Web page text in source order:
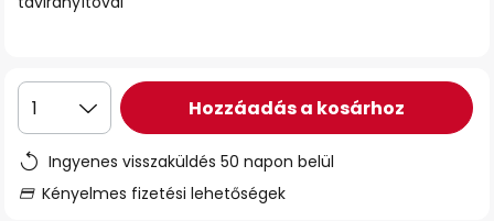
1 Hozzáadás a kosárhoz
Ingyenes visszaküldés 50 napon belül
Kényelmes fizetési lehetőségek